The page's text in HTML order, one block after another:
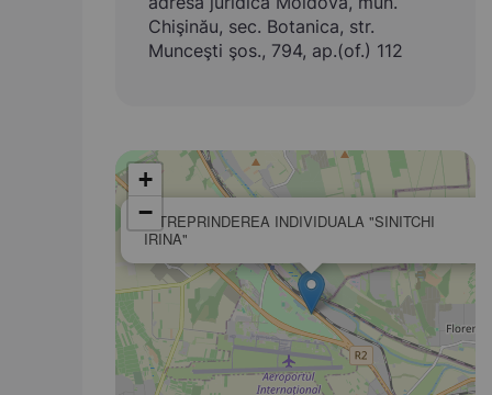
Chişinău, sec. Botanica, str.
Munceşti şos., 794, ap.(of.) 112
INTREPRINDEREA INDIVIDUALA "SINITCHI
IRINA"
+
−